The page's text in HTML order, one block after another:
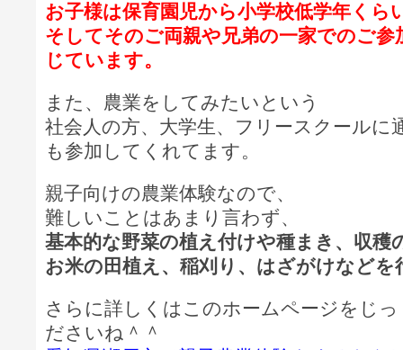
お子様は保育園児から小学校低学年くら
そしてそのご両親や兄弟の一家でのご参
じています。
また、農業をしてみたいという
社会人の方、大学生、フリースクールに
も参加してくれてます。
親子向けの農業体験なので、
難しいことはあまり言わず、
基本的な野菜の植え付けや種まき、収穫
お米の田植え、稲刈り、はざがけなどを
さらに詳しくはこのホームページをじ
ださいね＾＾